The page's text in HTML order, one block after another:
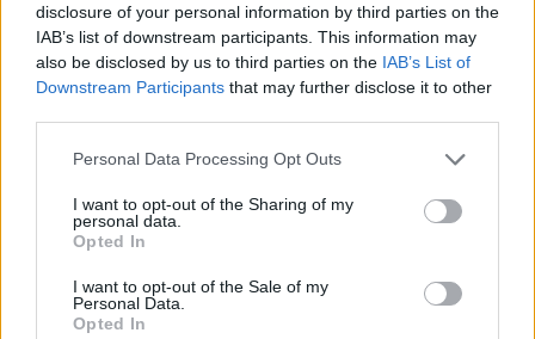
disclosure of your personal information by third parties on the
IAB’s list of downstream participants. This information may
also be disclosed by us to third parties on the IAB’s List of
Downstream Participants that may further disclose it to other
Personal Data Processing Opt Outs
I want to opt-out of the Sharing of my
personal data.
Opted In
I want to opt-out of the Sale of my
Personal Data.
Opted In
Edellinen artikkeli
Teemu Pukki osui toisessa
ottelussa peräkkäin
Seuraava artikkeli
Håland ja Mbappe ovat 2020-
luvun Ronaldo ja Messi?
Suomen MM-karsintojen näkymät –
analyysi